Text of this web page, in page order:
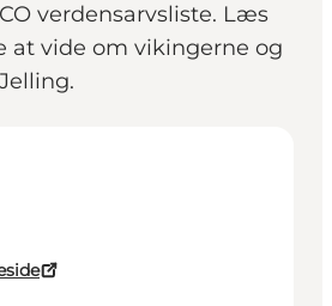
verdensarvsliste. Læs
at vide om vikingerne og